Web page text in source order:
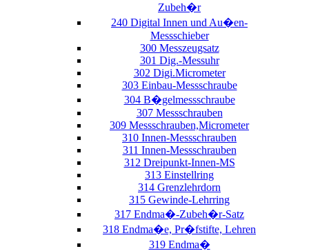
Zubeh�r
240 Digital Innen und Au�en-
Messschieber
300 Messzeugsatz
301 Dig.-Messuhr
302 Digi.Micrometer
303 Einbau-Messschraube
304 B�gelmessschraube
307 Messschrauben
309 Messschrauben,Micrometer
310 Innen-Messschrauben
311 Innen-Messschrauben
312 Dreipunkt-Innen-MS
313 Einstellring
314 Grenzlehrdorn
315 Gewinde-Lehrring
317 Endma�-Zubeh�r-Satz
318 Endma�e, Pr�fstifte, Lehren
319 Endma�